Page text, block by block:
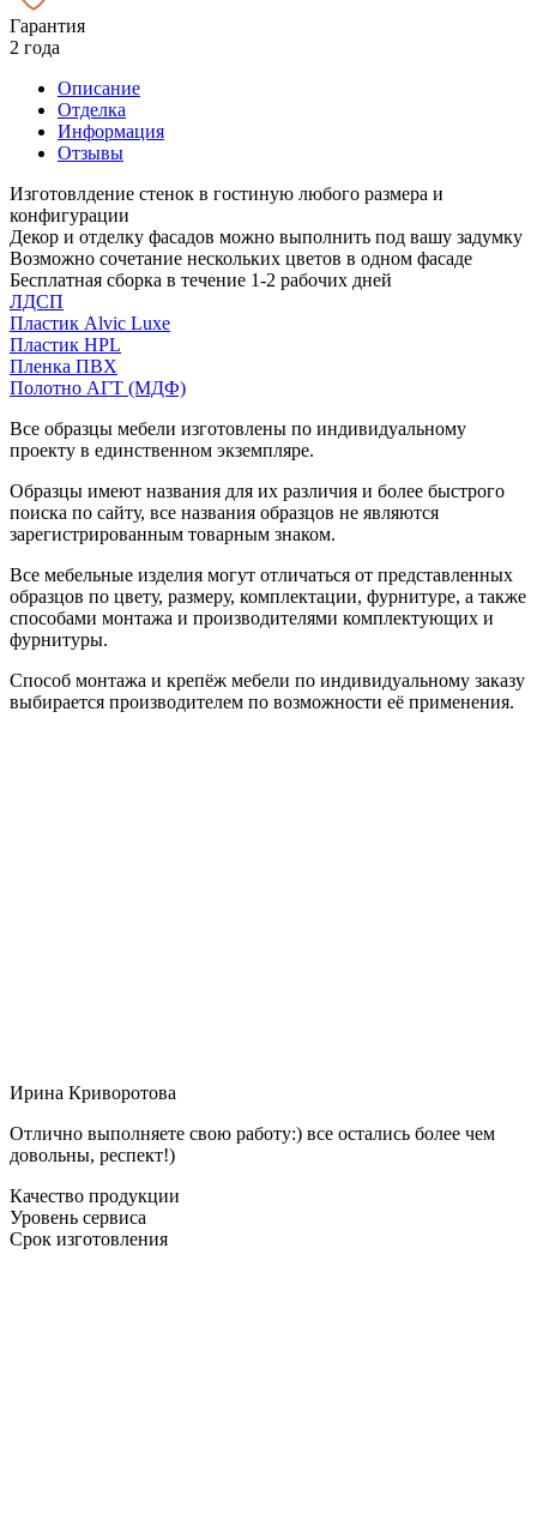
Гарантия
2 года
Описание
Отделка
Информация
Отзывы
Изготовлдение стенок в гостиную любого размера и
конфигурации
Декор и отделку фасадов можно выполнить под вашу задумку
Возможно сочетание нескольких цветов в одном фасаде
Бесплатная сборка в течение 1-2 рабочих дней
ЛДСП
Пластик Alvic Luxe
Пластик HPL
Пленка ПВХ
Полотно АГТ (МДФ)
Все образцы мебели изготовлены по индивидуальному
проекту в единственном экземпляре.
Образцы имеют названия для их различия и более быстрого
поиска по сайту, все названия образцов не являются
зарегистрированным товарным знаком.
Все мебельные изделия могут отличаться от представленных
образцов по цвету, размеру, комплектации, фурнитуре, а также
способами монтажа и производителями комплектующих и
фурнитуры.
Способ монтажа и крепёж мебели по индивидуальному заказу
выбирается производителем по возможности её применения.
Ирина Криворотова
Отлично выполняете свою работу:) все остались более чем
довольны, респект!)
Качество продукции
Уровень сервиса
Срок изготовления